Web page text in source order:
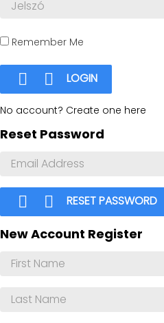
Remember Me
  LOGIN
No account? Create one here
Reset Password
  RESET PASSWORD
New Account Register